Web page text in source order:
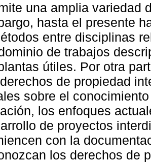
una amplia variedad
hasta el presente
entre disciplinas
de trabajos
útiles. Por otra
de propiedad
sobre el
los enfoques
de proyectos
con la
los derechos de